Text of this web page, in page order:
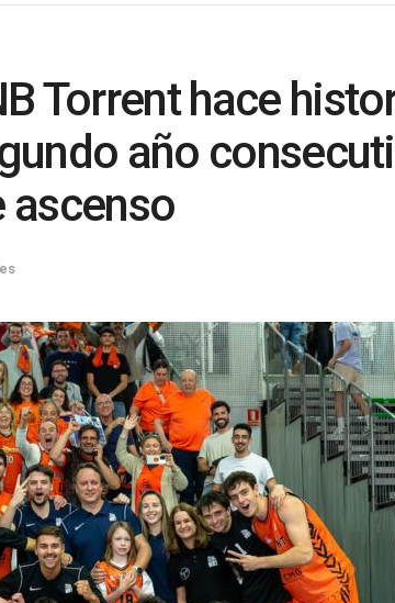
Torrent hace
año
ascenso